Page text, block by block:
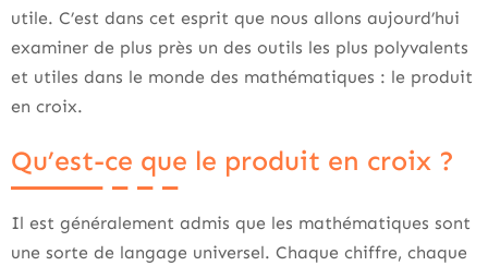
utile. C’est dans cet esprit que nous allons aujourd’hui
examiner de plus près un des outils les plus polyvalents
et utiles dans le monde des mathématiques : le produit
en croix.
Qu’est-ce que le produit en croix ?
Il est généralement admis que les mathématiques sont
une sorte de langage universel. Chaque chiffre, chaque